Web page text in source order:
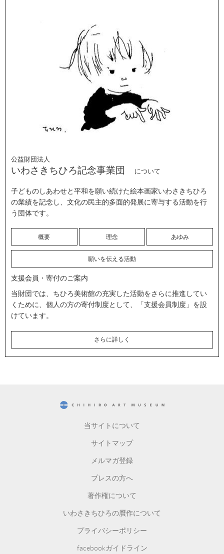
公益財団法人
いわさきちひろ記念事業団 について
子どものしあわせと平和を願い続けた絵本画家いわさきちひろ
の業績を記念し、文化の民主的多面的発展に寄与する活動を行
う団体です。
概要 理念 あゆみ
願いを伝える活動
支援会員・寄付のご案内
当財団では、ちひろ美術館の充実した活動をさらに推進してい
くために、個人の方の寄付制度として、「支援会員制度」を設
けています。
さらに詳しく
当サイトについて
サイトマップ
メルマガ登録
プレスの方へ
著作権について
いわさきちひろの贋作について
プライバシーポリシー
facebookガイドライン